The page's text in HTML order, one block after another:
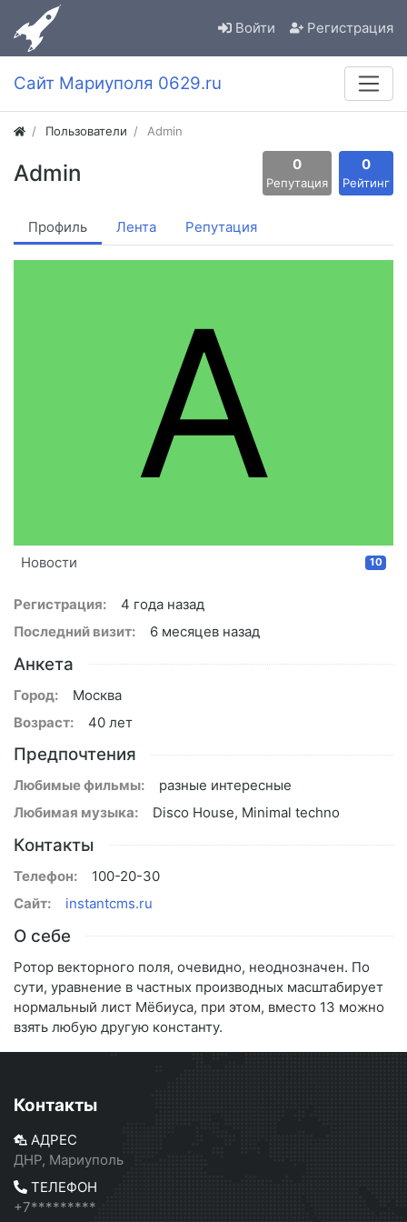
Войти Регистрация
Сайт Мариуполя 0629.ru
Пользователи Admin
Admin 0
Репутация
0
Рейтинг
Профиль Лента Репутация
A
Новости 10
Регистрация:
4 года назад
Последний визит:
6 месяцев назад
Анкета
Город:
Москва
Возраст:
40 лет
Предпочтения
Любимые фильмы:
разные интересные
Любимая музыка:
Disco House, Minimal techno
Контакты
Телефон:
100-20-30
Сайт:
instantcms.ru
О себе
Ротор векторного поля, очевидно, неоднозначен. По
сути, уравнение в частных производных масштабирует
нормальный лист Мёбиуса, при этом, вместо 13 можно
взять любую другую константу.
Контакты
АДРЕС
ДНР, Мариуполь
ТЕЛЕФОН
+7*********